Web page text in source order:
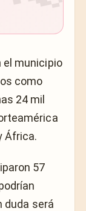
el municipio
como
24 mil
África.
57
duda será